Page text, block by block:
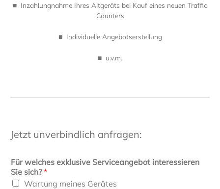
■ Inzahlungnahme Ihres Altgeräts bei Kauf eines neuen Traffic
Counters
■ Individuelle Angebotserstellung
■ u.v.m.
Jetzt unverbindlich anfragen:
Für welches exklusive Serviceangebot interessieren
Sie sich?*
Wartung meines Gerätes